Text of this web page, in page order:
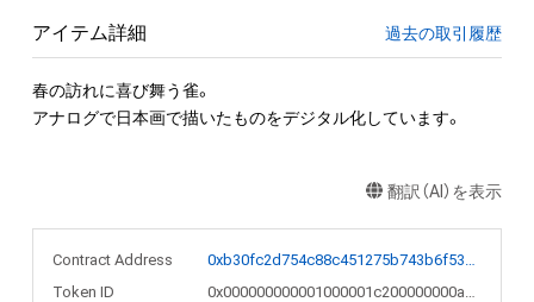
アイテム詳細 過去の取引履歴
春の訪れに喜び舞う雀。
アナログで日本画で描いたものをデジタル化しています。
翻訳（AI）を表示
Contract Address
Token ID